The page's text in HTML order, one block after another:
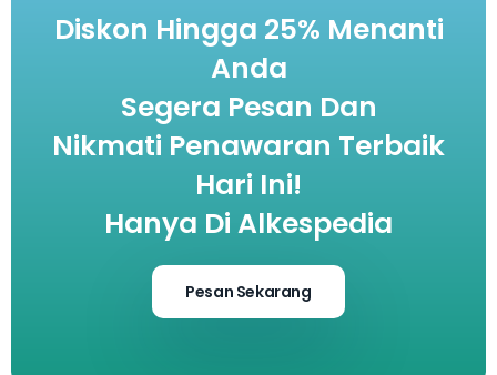
Diskon Hingga 25% Menanti
Anda
Segera Pesan Dan
Nikmati Penawaran Terbaik
Hari Ini!
Hanya Di Alkespedia
Pesan Sekarang